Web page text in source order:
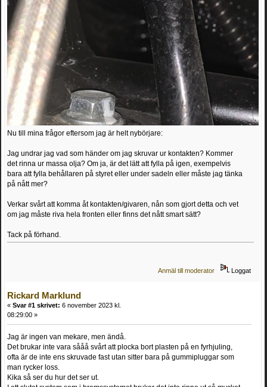
Nu till mina frågor eftersom jag är helt nybörjare:
Jag undrar jag vad som händer om jag skruvar ur kontakten? Kommer
det rinna ur massa olja? Om ja, är det lätt att fylla på igen, exempelvis
bara att fylla behållaren på styret eller under sadeln eller måste jag tänka
på nått mer?
Verkar svårt att komma åt kontakten/givaren, nån som gjort detta och vet
om jag måste riva hela fronten eller finns det nått smart sätt?
Tack på förhand.
Anmäl till moderator Loggat
Rickard Marklund
« Svar #1 skrivet: 6 november 2023 kl.
08:29:00 »
Jag är ingen van mekare, men ändå.
Det brukar inte vara sååå svårt att plocka bort plasten på en fyrhjuling,
ofta är de inte ens skruvade fast utan sitter bara på gummipluggar som
man rycker loss.
Kika så ser du hur det ser ut.